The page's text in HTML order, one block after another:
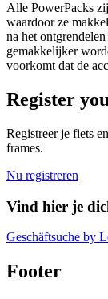
Alle PowerPacks
waardoor ze
na het
gemakkelijker
voorkomt dat de
Register
Registreer je fiets
frames.
Nu registreren
Vind hier je
Geschäftsuche by
Footer